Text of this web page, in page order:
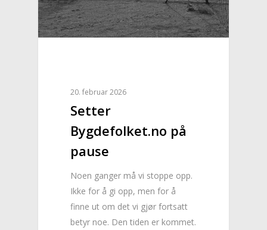
20. februar 2026
Setter
Bygdefolket.no på
pause
Noen ganger må vi stoppe opp.
Ikke for å gi opp, men for å
finne ut om det vi gjør fortsatt
betyr noe. Den tiden er kommet.
Aktuelt
Næringsliv
Lag og foreninger
Praktisk info